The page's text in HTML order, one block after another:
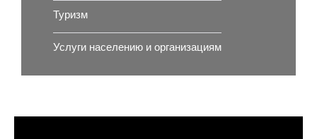
Туризм
Услуги населению и организациям